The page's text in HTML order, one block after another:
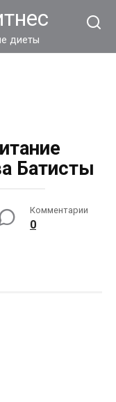
диеты
Батисты
Комментарии
0